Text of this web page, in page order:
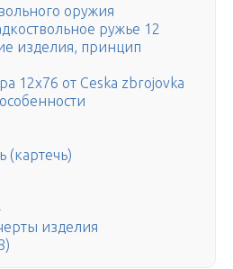
оружия
ружье 12
изделия, принцип
12х76 от Ceska zbrojovka
(картечь)
изделия